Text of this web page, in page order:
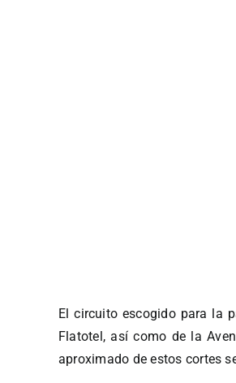
El circuito escogido para la
Flatotel, así como de la
aproximado de estos cortes